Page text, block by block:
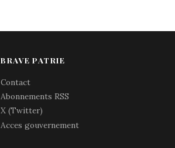
BRAVE PATRIE
Contact
Abonnements RSS
X (Twitter)
Acces gouvernement